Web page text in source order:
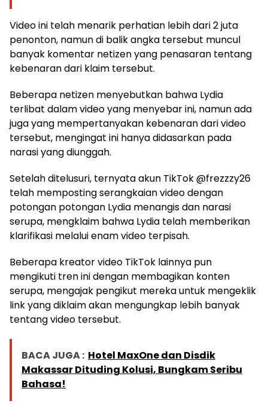
Video ini telah menarik perhatian lebih dari 2 juta
penonton, namun di balik angka tersebut muncul
banyak komentar netizen yang penasaran tentang
kebenaran dari klaim tersebut.
Beberapa netizen menyebutkan bahwa Lydia
terlibat dalam video yang menyebar ini, namun ada
juga yang mempertanyakan kebenaran dari video
tersebut, mengingat ini hanya didasarkan pada
narasi yang diunggah.
Setelah ditelusuri, ternyata akun TikTok @frezzzy26
telah memposting serangkaian video dengan
potongan potongan Lydia menangis dan narasi
serupa, mengklaim bahwa Lydia telah memberikan
klarifikasi melalui enam video terpisah.
Beberapa kreator video TikTok lainnya pun
mengikuti tren ini dengan membagikan konten
serupa, mengajak pengikut mereka untuk mengeklik
link yang diklaim akan mengungkap lebih banyak
tentang video tersebut.
BACA JUGA : Hotel MaxOne dan Disdik
Makassar Dituding Kolusi, Bungkam Seribu
Bahasa!